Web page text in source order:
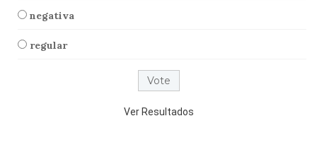
negativa
regular
Ver Resultados